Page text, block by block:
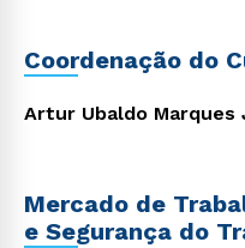
Coordenação do
Artur Ubaldo Marques
Mercado de
e Segurança do